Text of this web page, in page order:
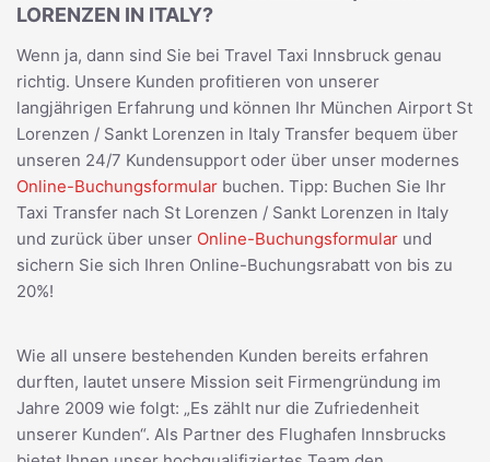
LORENZEN IN ITALY?
Wenn ja, dann sind Sie bei Travel Taxi Innsbruck genau
richtig. Unsere Kunden profitieren von unserer
langjährigen Erfahrung und können Ihr München Airport St
Lorenzen / Sankt Lorenzen in Italy Transfer bequem über
unseren 24/7 Kundensupport oder über unser modernes
Online-Buchungsformular buchen. Tipp: Buchen Sie Ihr
Taxi Transfer nach St Lorenzen / Sankt Lorenzen in Italy
und zurück über unser Online-Buchungsformular und
sichern Sie sich Ihren Online-Buchungsrabatt von bis zu
20%!
Wie all unsere bestehenden Kunden bereits erfahren
durften, lautet unsere Mission seit Firmengründung im
Jahre 2009 wie folgt: „Es zählt nur die Zufriedenheit
unserer Kunden“. Als Partner des Flughafen Innsbrucks